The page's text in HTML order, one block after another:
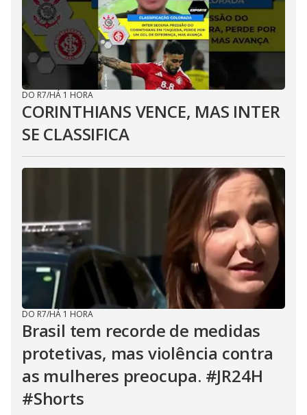
DO R7/HÁ 1 HORA
CORINTHIANS VENCE, MAS INTER
SE CLASSIFICA
DO R7/HÁ 1 HORA
Brasil tem recorde de medidas
protetivas, mas violência contra
as mulheres preocupa. #JR24H
#Shorts